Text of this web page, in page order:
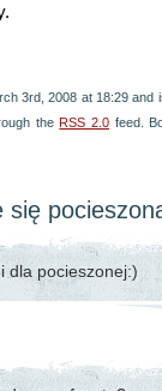
3rd, 2008 at 18:29 and
the RSS 2.0 feed.
się
dla pocieszonej:)